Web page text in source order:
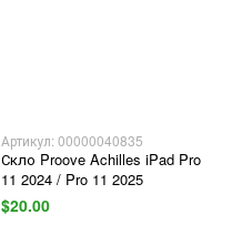
Артикул: 00000040835
Скло Proove Achilles iPad Pro
11 2024 / Pro 11 2025
$20.00